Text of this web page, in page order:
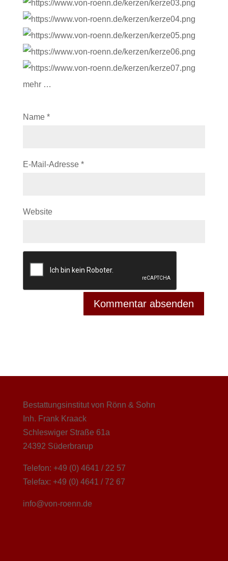
mehr …
Name *
E-Mail-Adresse *
Website
Bestattungsinstitut von Rönn & Sohn
Inh. Frank Kraack
Schleswiger Straße 61a
24392 Süderbrarup
Telefon: +49 (0) 4641 / 22 57
Telefax: +49 (0) 4641 / 72 67
info@von-roenn.de